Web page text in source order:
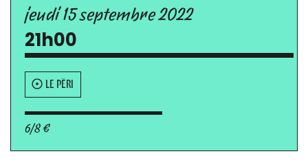
jeudi 15 septembre 2022
21h00
LE PÉRI
6/8 €